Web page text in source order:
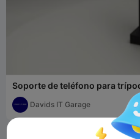
Soporte de teléfono para
Davids IT Garage